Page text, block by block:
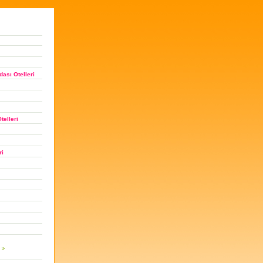
Otelleri